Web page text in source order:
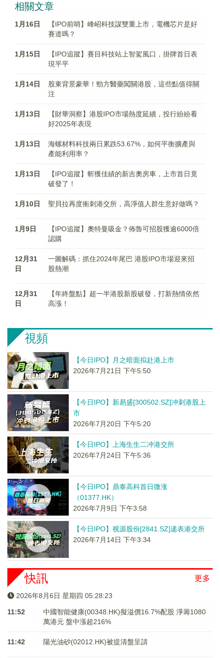
相關文章
1月16日
【IPO前哨】峰岹科技謀雙重上市，電機芯片是好
賽道嗎？
1月15日
【IPO追蹤】賽目科技站上智駕風口，掛牌首日表
現平平
1月14日
股東背景豪華！勁方醫藥闖關港股，這些點值得關
注
1月13日
【財華洞察】港股IPO市場熱度延續，投行紛紛看
好2025年表現
1月13日
海螺材料科技兩日累跌53.67%，如何平衡擴產與
產能利用率？
1月13日
【IPO追蹤】斬獲佳績的新吉奧房車，上市首日竟
破發了！
1月10日 聖貝拉再度衝刺港交所，高淨值人群生意好做嗎？
1月9日
【IPO追蹤】奧特曼吸金？佈魯可招股獲逾6000倍
認購
12月31
日
一圖解碼：抓住2024年尾巴 港股IPO市場迎來招
股熱潮
12月31
日
【年終盤點】超一半港股新股破發，打新熱情依然
高漲！
視頻
【今日IPO】月之暗面拟赴港上市
2026年7月21日 下午5:50
【今日IPO】新易盛[300502.SZ]冲刺港股上
市
2026年7月20日 下午5:20
【今日IPO】上海生生二冲港交所
2026年7月24日 下午5:36
【今日IPO】鼎泰高科首日微涨
（01377.HK）
2026年7月9日 下午3:58
【今日IPO】视源股份[2841.SZ]递表港交所
2026年7月14日 下午3:34
更多
快訊
2026年8月6日 星期四 05:28:24
11:52
中國智能健康(00348.HK)擬溢價16.7%配股 淨籌1080
萬港元 ​​​​​​​盤中漲超216%
11:42 陽光油砂(02012.HK)被提清盤呈請